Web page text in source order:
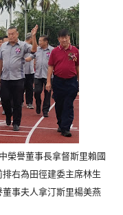
榮譽董事長拿督斯里賴國
右為田徑建委主席林生
事夫人拿汀斯里楊美燕